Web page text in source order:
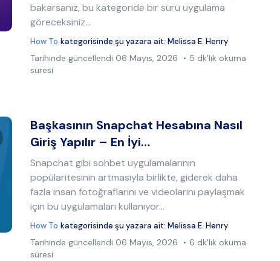
Facebook Bağlantıyı kopyala
bakarsanız, bu kategoride bir sürü uygulama
göreceksiniz...
How To kategorisinde şu yazara ait:Melissa E. Henry
Tarihinde güncellendi 06 Mayıs, 2026
5 dk'lık okuma
süresi
Bu makaleyi paylaş
Başkasının Snapchat Hesabına Nasıl
Giriş Yapılır – En İyi…
Snapchat gibi sohbet uygulamalarının
popülaritesinin artmasıyla birlikte, giderek daha
fazla insan fotoğraflarını ve videolarını paylaşmak
için bu uygulamaları kullanıyor...
How To kategorisinde şu yazara ait:Melissa E. Henry
Tarihinde güncellendi 06 Mayıs, 2026
6 dk'lık okuma
süresi